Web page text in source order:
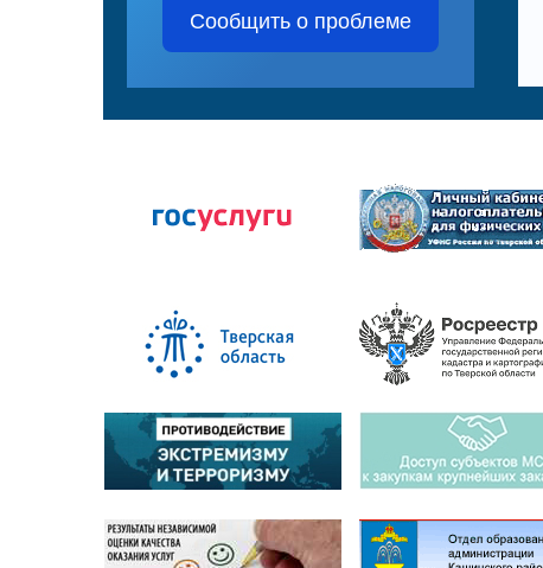
Сообщить о проблеме